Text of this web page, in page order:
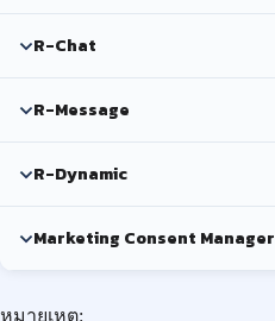
R-Chat
R-Message
R-Dynamic
Marketing Consent Manager
หมายเหตุ: